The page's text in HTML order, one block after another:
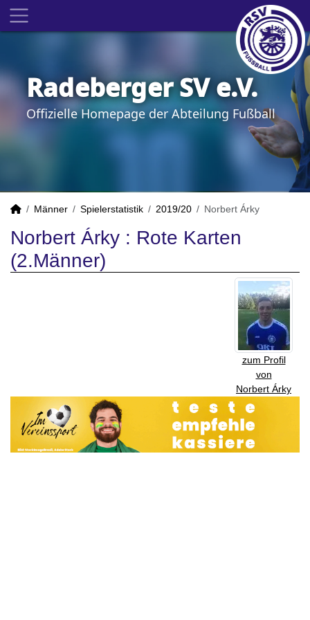
Radeberger SV e.V.
Offizielle Homepage der Abteilung Fußball
Männer Spielerstatistik 2019/20 Norbert Árky
Norbert Árky : Rote Karten
(2.Männer)
zum Profil
von
Norbert Árky